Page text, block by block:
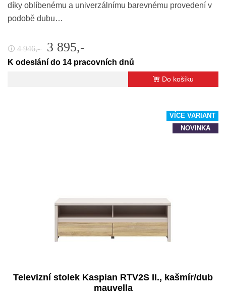
díky oblíbenému a univerzálnímu barevnému provedení v
podobě dubu…
🛈 4 946,- 3 895,-
K odeslání do 14 pracovních dnů
Do košíku
VÍCE VARIANT
NOVINKA
Televizní stolek Kaspian RTV2S II., kašmír/dub
mauvella